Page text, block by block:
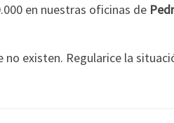
en nuestras oficinas de
no existen. Regularice la